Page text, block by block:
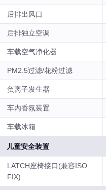
后排出风口
后排独立空调
车载空气净化器
PM2.5过滤/花粉过滤
负离子发生器
车内香氛装置
车载冰箱
儿童安全装置
LATCH座椅接口(兼容ISO
FIX)